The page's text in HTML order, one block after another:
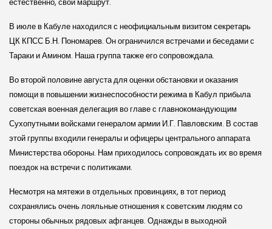
В июле в Кабуле находился с неофициальным визитом секретарь
ЦК КПСС Б.Н. Пономарев. Он ограничился встречами и беседами с
Тараки и Амином. Наша группа также его сопровождала.
Во второй половине августа для оценки обстановки и оказания
помощи в повышении жизнеспособности режима в Кабул прибыла
советская военная делегация во главе с главнокомандующим
Сухопутными войсками генералом армии И.Г. Павловским. В состав
этой группы входили генералы и офицеры центрального аппарата
Министерства обороны. Нам приходилось сопровождать их во время
поездок на встречи с политиками.
Несмотря на мятежи в отдельных провинциях, в тот период
сохранялись очень лояльные отношения к советским людям со
стороны обычных рядовых афганцев. Однажды в выходной